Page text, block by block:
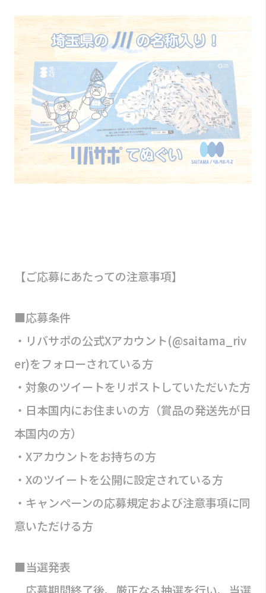
【ご応募にあたっての注意事項】
■応募条件
・リバサポの公式Xアカウント(@saitama_riv
er)をフォローされている方
・対象のツイートをリポストしていただいた方
・日本国内にお住まいの方（賞品の発送先が日
本国内の方）
・Xアカウントをお持ちの方
・Xのツイートを公開に設定されている方
・キャンペーンの応募規定および注意事項に同
意いただける方
■当選発表